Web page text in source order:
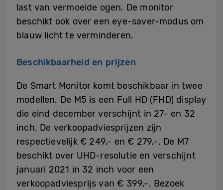
last van vermoeide ogen. De monitor
beschikt ook over een eye-saver-modus om
blauw licht te verminderen.
Beschikbaarheid en prijzen
De Smart Monitor komt beschikbaar in twee
modellen. De M5 is een Full HD (FHD) display
die eind december verschijnt in 27- en 32
inch. De verkoopadviesprijzen zijn
respectievelijk € 249,- en € 279,-. De M7
beschikt over UHD-resolutie en verschijnt
januari 2021 in 32 inch voor een
verkoopadviesprijs van € 399,-. Bezoek